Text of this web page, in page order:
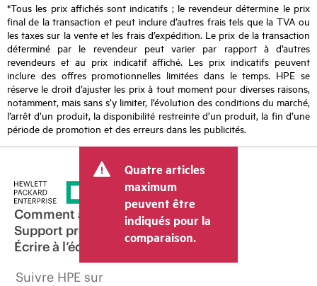
*Tous les prix affichés sont indicatifs ; le revendeur détermine le prix
final de la transaction et peut inclure d’autres frais tels que la TVA ou
les taxes sur la vente et les frais d’expédition. Le prix de la transaction
déterminé par le revendeur peut varier par rapport à d’autres
revendeurs et au prix indicatif affiché. Les prix indicatifs peuvent
inclure des offres promotionnelles limitées dans le temps. HPE se
réserve le droit d’ajuster les prix à tout moment pour diverses raisons,
notamment, mais sans s’y limiter, l’évolution des conditions du marché,
l’arrêt d’un produit, la disponibilité restreinte d’un produit, la fin d’une
période de promotion et des erreurs dans les publicités.
Quatre articles
maximum
peuvent être
indiqués pour la
comparaison.
Comment acheter
Support produit
Écrire à l’équipe commerciale
Suivre HPE sur